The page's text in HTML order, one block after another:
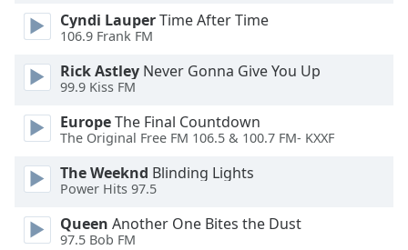
Reset
Done
Close
Modal
Dialog
window.
Cyndi LauperTime After Time
106.9 Frank FM
Rick Astley Never Gonna Give You Up
99.9 Kiss FM
EuropeThe Final Countdown
The Original Free FM 106.5 & 100.7 FM- KXXF
The Weeknd Blinding Lights
Power Hits 97.5
Queen Another One Bites the Dust
97.5 Bob FM